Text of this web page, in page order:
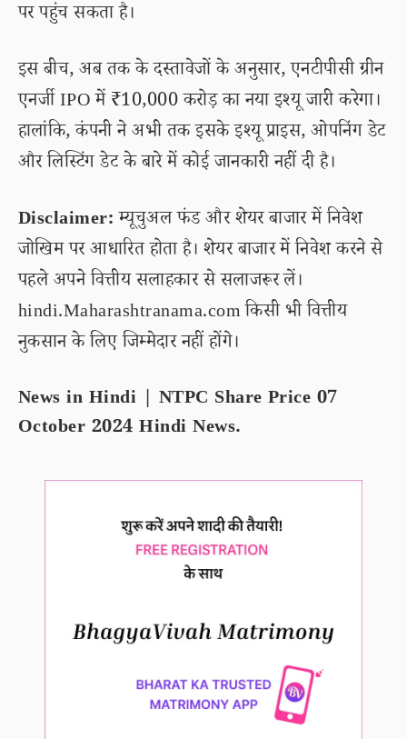
पर पहुंच सकता है।
इस बीच, अब तक के दस्तावेजों के अनुसार, एनटीपीसी ग्रीन
एनर्जी IPO में ₹10,000 करोड़ का नया इश्यू जारी करेगा।
हालांकि, कंपनी ने अभी तक इसके इश्यू प्राइस, ओपनिंग डेट
और लिस्टिंग डेट के बारे में कोई जानकारी नहीं दी है।
Disclaimer:म्यूचुअल फंड और शेयर बाजार में निवेश
जोखिम पर आधारित होता है। शेयर बाजार में निवेश करने से
पहले अपने वित्तीय सलाहकार से सलाजरूर लें।
hindi.Maharashtranama.com किसी भी वित्तीय
नुकसान के लिए जिम्मेदार नहीं होंगे।
News in Hindi | NTPC Share Price 07
October 2024 Hindi News.